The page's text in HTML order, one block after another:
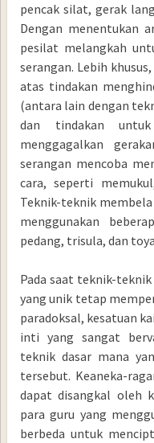
pencak silat, gerak
Dengan menentukan
pesilat melangkah
serangan. Lebih
atas tindakan
(antara lain dengan
dan tindakan
menggagalkan
serangan mencoba
cara, seperti
Teknik-teknik
menggunakan
pedang, trisula, dan
Pada saat teknik-
yang unik tetap
paradoksal, kesatuan
inti yang sangat
teknik dasar mana
tersebut. Keaneka-
dapat disangkal oleh
para guru yang
berbeda untuk